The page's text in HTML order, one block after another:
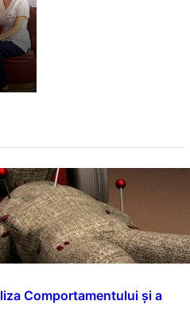
Comportamentului și a